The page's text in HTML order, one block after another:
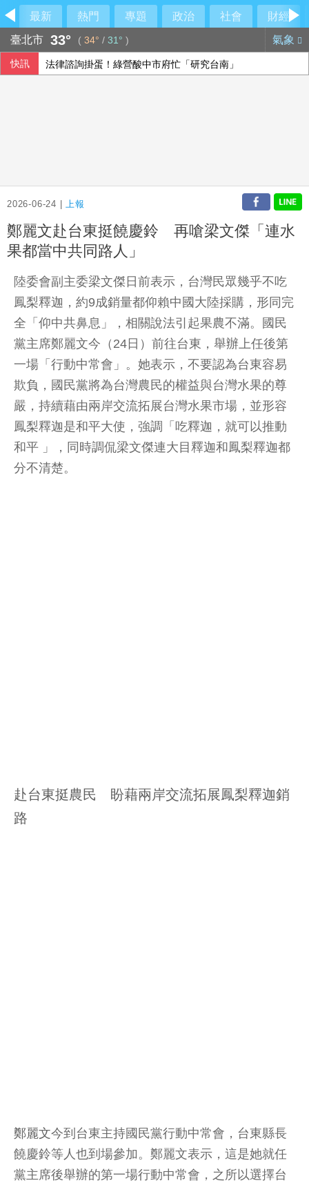
最新 熱門 專題 政治 社會
財經
臺北市 33° ( 34° / 31° ) 氣象
快訊 法律諮詢掛蛋！綠營酸中市府忙「研究台南」
2026-06-24 |上報
鄭麗文赴台東挺饒慶鈴 再嗆梁文傑「連水
果都當中共同路人」
陸委會副主委梁文傑日前表示，台灣民眾幾乎不吃
鳳梨釋迦，約9成銷量都仰賴中國大陸採購，形同完
全「仰中共鼻息」，相關說法引起果農不滿。國民
黨主席鄭麗文今（24日）前往台東，舉辦上任後第
一場「行動中常會」。她表示，不要認為台東容易
欺負，國民黨將為台灣農民的權益與台灣水果的尊
嚴，持續藉由兩岸交流拓展台灣水果市場，並形容
鳳梨釋迦是和平大使，強調「吃釋迦，就可以推動
和平 」，同時調侃梁文傑連大目釋迦和鳳梨釋迦都
分不清楚。
赴台東挺農民 盼藉兩岸交流拓展鳳梨釋迦銷
路
鄭麗文今到台東主持國民黨行動中常會，台東縣長
饒慶鈴等人也到場參加。鄭麗文表示，這是她就任
黨主席後舉辦的第一場行動中常會，之所以選擇台